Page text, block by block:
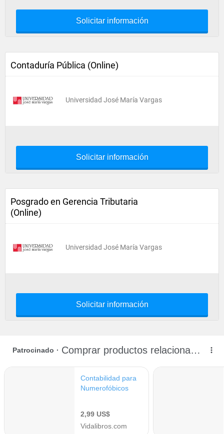
Solicitar información
Contaduría Pública (Online)
Universidad José María Vargas
Solicitar información
Posgrado en Gerencia Tributaria
(Online)
Universidad José María Vargas
Solicitar información